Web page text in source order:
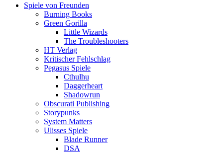
Spiele von Freunden
Burning Books
Green Gorilla
Little Wizards
The Troubleshooters
HT Verlag
Kritischer Fehlschlag
Pegasus Spiele
Cthulhu
Daggerheart
Shadowrun
Obscurati Publishing
Storypunks
System Matters
Ulisses Spiele
Blade Runner
DSA